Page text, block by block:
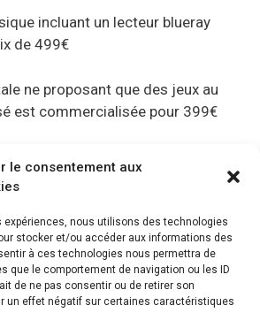
le consentement aux
expériences, nous utilisons des technologies
stocker et/ou accéder aux informations des
à ces technologies nous permettra de
que le comportement de navigation ou les ID
de ne pas consentir ou de retirer son
un effet négatif sur certaines caractéristiques
incluant un lecteur blueray
de 499€
ne proposant que des jeux au
est commercialisée pour 399€
nouvelle manette : la DualSense.
inclue :